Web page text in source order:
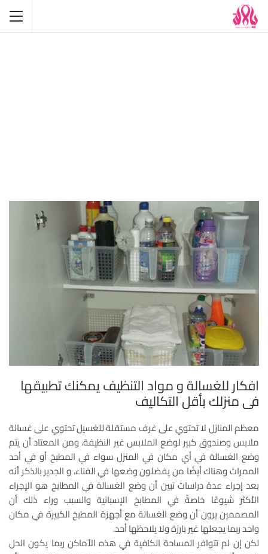
افكار للغسالة و مواد التنظيف يمكنك تطبيقها
في منزلك بأقل التكاليف
معظم المنازل لا تحتوي على غرف مستقلة للغسيل تحتوي على غسالة
ملابس وصندوق كبير لوضع الملابس غير النظيفة، ومن المعتاد أن يتم
وضع الغسالة في أي مكان في المنزل سواء في المطبخ أو في أحد
الممرات وهناك أيضًا من يفضلون وضعها في الفناء، و الجدير بالذكر أنه
بعد إجراء عدة دراسات تبين أن وضع الغسالة في المطابخ هو الإجراء
الأكثر شيوعًا خاصةً في المطابخ الإسبانية والسبب وراء ذلك أن
المصممين يرون أن وضع الغسالة مع أجهزة المطبخ الكبيرة في مكان
واحد ربما يجعلها غير بارزة ولا يلاحظها أحد.
لكن إن لم تتوافر المساحة الكافية في هذه الأماكن ربما يكون الحل